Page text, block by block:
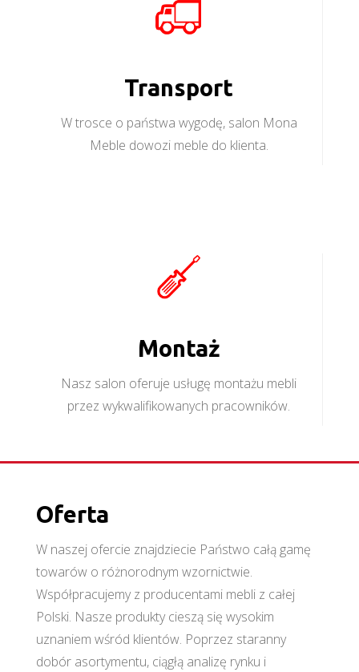
Transport
W trosce o państwa wygodę, salon Mona
Meble dowozi meble do klienta.
Montaż
Nasz salon oferuje usługę montażu mebli
przez wykwalifikowanych pracowników.
Oferta
W naszej ofercie znajdziecie Państwo całą gamę
towarów o różnorodnym wzornictwie.
Współpracujemy z producentami mebli z całej
Polski. Nasze produkty cieszą się wysokim
uznaniem wśród klientów. Poprzez staranny
dobór asortymentu, ciągłą analizę rynku i